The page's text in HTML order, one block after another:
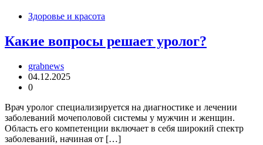
Здоровье и красота
Какие вопросы решает уролог?
grabnews
04.12.2025
0
Врач уролог специализируется на диагностике и лечении
заболеваний мочеполовой системы у мужчин и женщин.
Область его компетенции включает в себя широкий спектр
заболеваний, начиная от […]